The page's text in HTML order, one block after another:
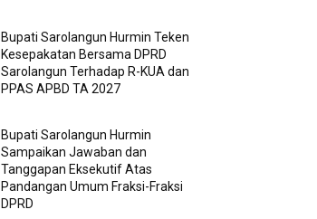
Bupati Sarolangun Hurmin Teken
Kesepakatan Bersama DPRD
Sarolangun Terhadap R-KUA dan
PPAS APBD TA 2027
Bupati Sarolangun Hurmin
Sampaikan Jawaban dan
Tanggapan Eksekutif Atas
Pandangan Umum Fraksi-Fraksi
DPRD